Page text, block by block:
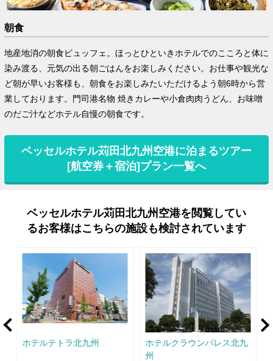
朝食
地産地消の朝食ビュッフェ。ほっとひといきホテルでのこころと体に
染み渡る、元気の出る朝ごはんをお楽しみください。お仕事や観光な
ど朝が早いお客様も、朝食をお楽しみたいただけるよう朝6時から営
業しております。門司港名物 焼きカレーや小倉肉肉うどん、お味噌
のだご汁などホテル自慢の朝食です。
ベッセルホテル苅田北九州空港に泊まるツアー
[航空券＋宿泊]プラン一覧へ
ベッセルホテル苅田北九州空港を閲覧してい
るお客様はこちらの施設も検討されています
ホテルテトラ北九州
ホテルクラウンパレス北九
州